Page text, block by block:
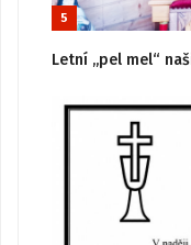
5
Letní „pel mel“